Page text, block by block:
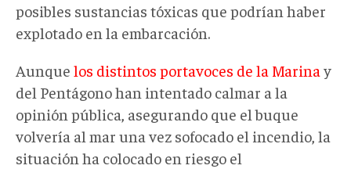
posibles sustancias tóxicas que podrían haber
explotado en la embarcación.
Aunque los distintos portavoces de la Marina y
del Pentágono han intentado calmar a la
opinión pública, asegurando que el buque
volvería al mar una vez sofocado el incendio, la
situación ha colocado en riesgo el